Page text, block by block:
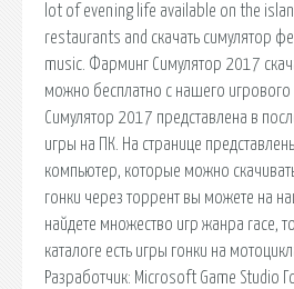
lot of evening life available on the
restaurants and скачать симулятор
music. Фарминг Симулятор 2017
можно бесплатно с нашего
Симулятор 2017 представлена в
игры на ПК. На странице
компьютер, которые можно
гонки через торрент вы можете на
найдете множество игр жанра race,
каталоге есть игры гонки на
Разработчик: Microsoft Game Studio